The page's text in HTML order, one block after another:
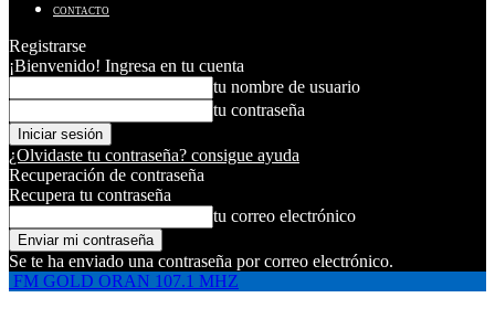
CONTACTO
Registrarse
¡Bienvenido! Ingresa en tu cuenta
tu nombre de usuario
tu contraseña
¿Olvidaste tu contraseña? consigue ayuda
Recuperación de contraseña
Recupera tu contraseña
tu correo electrónico
Se te ha enviado una contraseña por correo electrónico.
FM GOLD ORAN 107.1 MHZ